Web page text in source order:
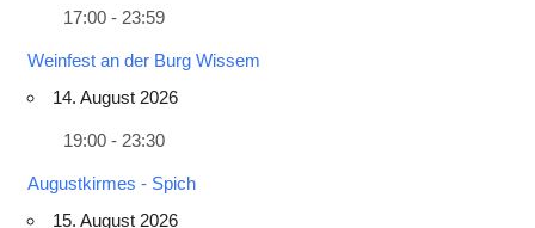
17:00 - 23:59
Weinfest an der Burg Wissem
14. August 2026
19:00 - 23:30
Augustkirmes - Spich
15. August 2026